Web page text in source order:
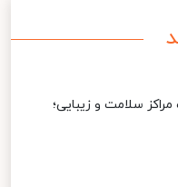
سلامت و زیبایی؛